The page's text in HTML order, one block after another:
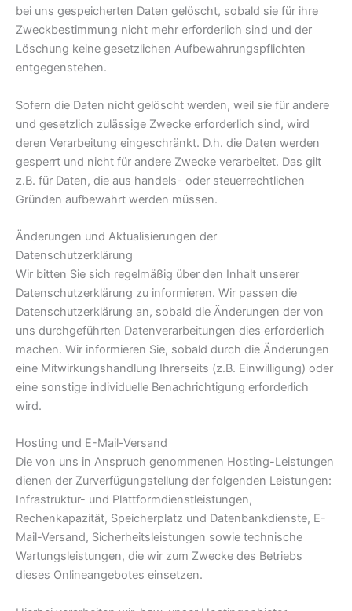
bei uns gespeicherten Daten gelöscht, sobald sie für ihre
Zweckbestimmung nicht mehr erforderlich sind und der
Löschung keine gesetzlichen Aufbewahrungspflichten
entgegenstehen.
Sofern die Daten nicht gelöscht werden, weil sie für andere
und gesetzlich zulässige Zwecke erforderlich sind, wird
deren Verarbeitung eingeschränkt. D.h. die Daten werden
gesperrt und nicht für andere Zwecke verarbeitet. Das gilt
z.B. für Daten, die aus handels- oder steuerrechtlichen
Gründen aufbewahrt werden müssen.
Änderungen und Aktualisierungen der
Datenschutzerklärung
Wir bitten Sie sich regelmäßig über den Inhalt unserer
Datenschutzerklärung zu informieren. Wir passen die
Datenschutzerklärung an, sobald die Änderungen der von
uns durchgeführten Datenverarbeitungen dies erforderlich
machen. Wir informieren Sie, sobald durch die Änderungen
eine Mitwirkungshandlung Ihrerseits (z.B. Einwilligung) oder
eine sonstige individuelle Benachrichtigung erforderlich
wird.
Hosting und E-Mail-Versand
Die von uns in Anspruch genommenen Hosting-Leistungen
dienen der Zurverfügungstellung der folgenden Leistungen:
Infrastruktur- und Plattformdienstleistungen,
Rechenkapazität, Speicherplatz und Datenbankdienste, E-
Mail-Versand, Sicherheitsleistungen sowie technische
Wartungsleistungen, die wir zum Zwecke des Betriebs
dieses Onlineangebotes einsetzen.